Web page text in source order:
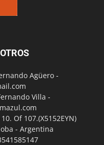
Agüero -
Villa -
Of 107.(X5152EYN)
- Argentina